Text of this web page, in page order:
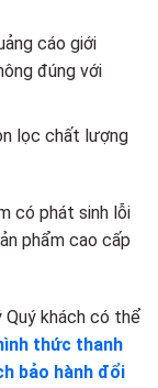
cáo giới
đúng với
lọc chất lượng
có phát sinh lỗi
phẩm cao cấp
Quý khách có thể
thức thanh
bảo hành đổi